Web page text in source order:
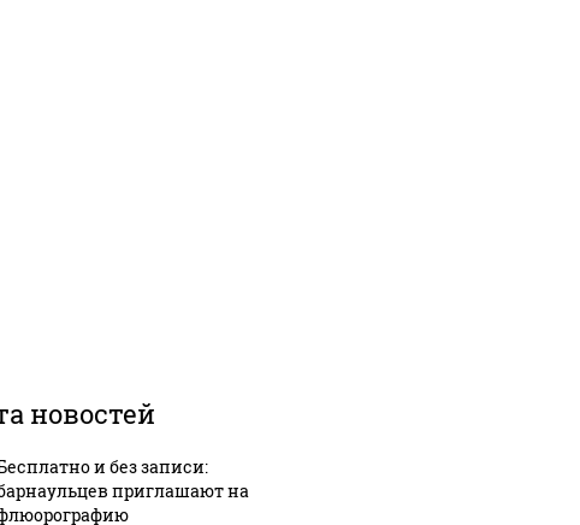
новостей
и без записи:
приглашают на